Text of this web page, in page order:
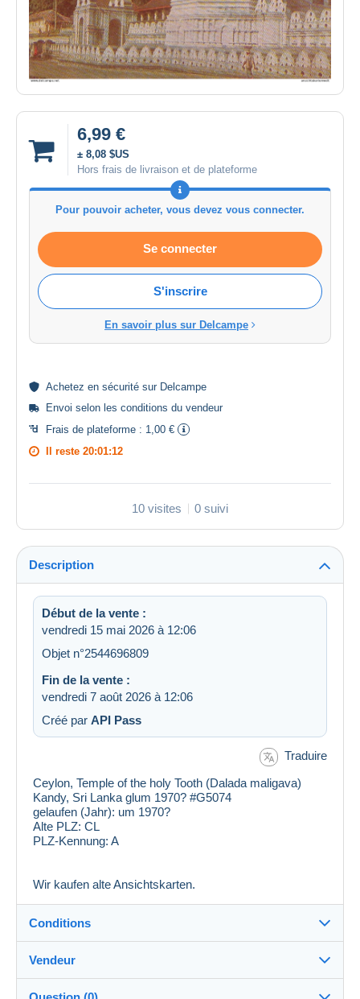
6,99 €
± 8,08 $US
Hors frais de livraison et de plateforme
Pour pouvoir acheter, vous devez vous connecter.
Se connecter
S'inscrire
En savoir plus sur Delcampe
Achetez en sécurité sur Delcampe
Envoi selon les conditions du vendeur
Frais de plateforme : 1,00 €
Il reste 20:01:12
10 visites 0 suivi
Description
Début de la vente :
vendredi 15 mai 2026 à 12:06
Objet n°2544696809
Fin de la vente :
vendredi 7 août 2026 à 12:06
Créé par API Pass
Traduire
Ceylon, Temple of the holy Tooth (Dalada maligava)
Kandy, Sri Lanka glum 1970? #G5074
gelaufen (Jahr): um 1970?
Alte PLZ: CL
PLZ-Kennung: A
Wir kaufen alte Ansichtskarten.
Conditions
Destination :
Voir la liste des pays
Vendeur